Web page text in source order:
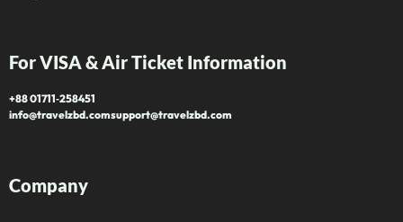
For VISA & Air Ticket Information
+88 01711‑258451
info@travelzbd.comsupport@travelzbd.com
Company